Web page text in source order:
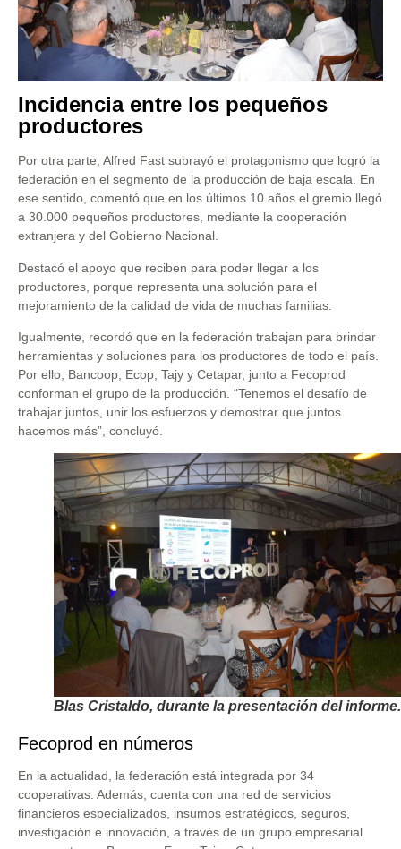
Incidencia entre los pequeños
productores
Por otra parte, Alfred Fast subrayó el protagonismo que logró la
federación en el segmento de la producción de baja escala. En
ese sentido, comentó que en los últimos 10 años el gremio llegó
a 30.000 pequeños productores, mediante la cooperación
extranjera y del Gobierno Nacional.
Destacó el apoyo que reciben para poder llegar a los
productores, porque representa una solución para el
mejoramiento de la calidad de vida de muchas familias.
Igualmente, recordó que en la federación trabajan para brindar
herramientas y soluciones para los productores de todo el país.
Por ello, Bancoop, Ecop, Tajy y Cetapar, junto a Fecoprod
conforman el grupo de la producción. “Tenemos el desafío de
trabajar juntos, unir los esfuerzos y demostrar que juntos
hacemos más”, concluyó.
Blas Cristaldo, durante la presentación del informe.
Fecoprod en números
En la actualidad, la federación está integrada por 34
cooperativas. Además, cuenta con una red de servicios
financieros especializados, insumos estratégicos, seguros,
investigación e innovación, a través de un grupo empresarial